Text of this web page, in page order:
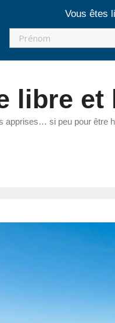
libre et
apprises… si peu pour être
Vous êtes